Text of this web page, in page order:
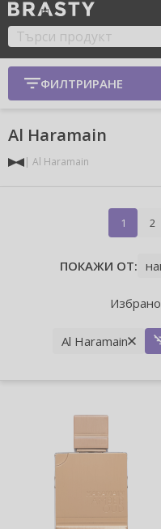
ФИЛТРИРАНЕ
Al Haramain
Al Haramain
1 2
ПОКАЖИ ОТ:
Избрано
Al Haramain